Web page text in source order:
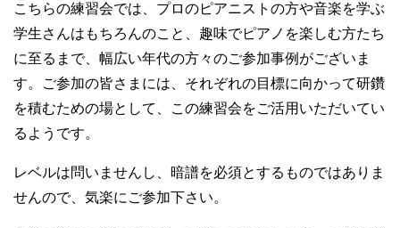
こちらの練習会では、プロのピアニストの方や音楽を学ぶ
学生さんはもちろんのこと、趣味でピアノを楽しむ方たち
に至るまで、幅広い年代の方々のご参加事例がございま
す。ご参加の皆さまには、それぞれの目標に向かって研鑽
を積むための場として、この練習会をご活用いただいてい
るようです。
レベルは問いませんし、暗譜を必須とするものではありま
せんので、気楽にご参加下さい。